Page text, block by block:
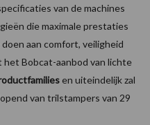
van de machines
die maximale prestaties
aan comfort, veiligheid
het Bobcat-aanbod van lichte
en uiteindelijk zal
van trilstampers van 29